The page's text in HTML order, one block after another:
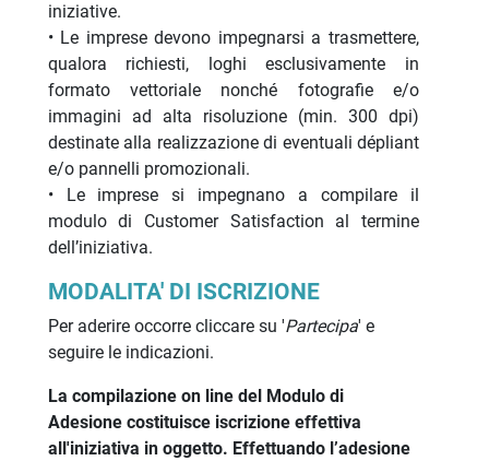
iniziative.
• Le imprese devono impegnarsi a trasmettere,
qualora richiesti, loghi esclusivamente in
formato vettoriale nonché fotografie e/o
immagini ad alta risoluzione (min. 300 dpi)
destinate alla realizzazione di eventuali dépliant
e/o pannelli promozionali.
• Le imprese si impegnano a compilare il
modulo di Customer Satisfaction al termine
dell’iniziativa.
MODALITA' DI ISCRIZIONE
Per aderire occorre cliccare su 'Partecipa' e
seguire le indicazioni.
La compilazione on line del Modulo di
Adesione costituisce iscrizione effettiva
all'iniziativa in oggetto. Effettuando l’adesione